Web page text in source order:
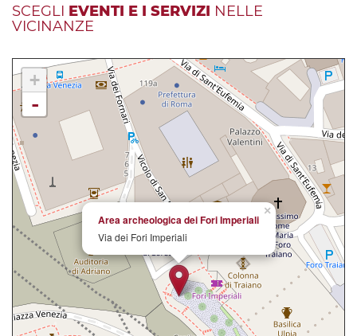
SCEGLI EVENTI E I SERVIZI NELLE
VICINANZE
×
Area archeologica dei Fori Imperiali
Via dei Fori Imperiali
+
-